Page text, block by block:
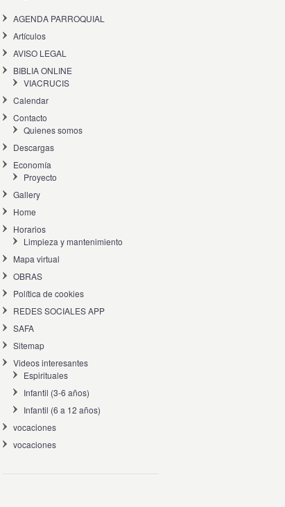
AGENDA PARROQUIAL
Artículos
AVISO LEGAL
BIBLIA ONLINE
VIACRUCIS
Calendar
Contacto
Quienes somos
Descargas
Economía
Proyecto
Gallery
Home
Horarios
Limpieza y mantenimiento
Mapa virtual
OBRAS
Política de cookies
REDES SOCIALES APP
SAFA
Sitemap
Videos interesantes
Espirituales
Infantil (3-6 años)
Infantil (6 a 12 años)
vocaciones
vocaciones